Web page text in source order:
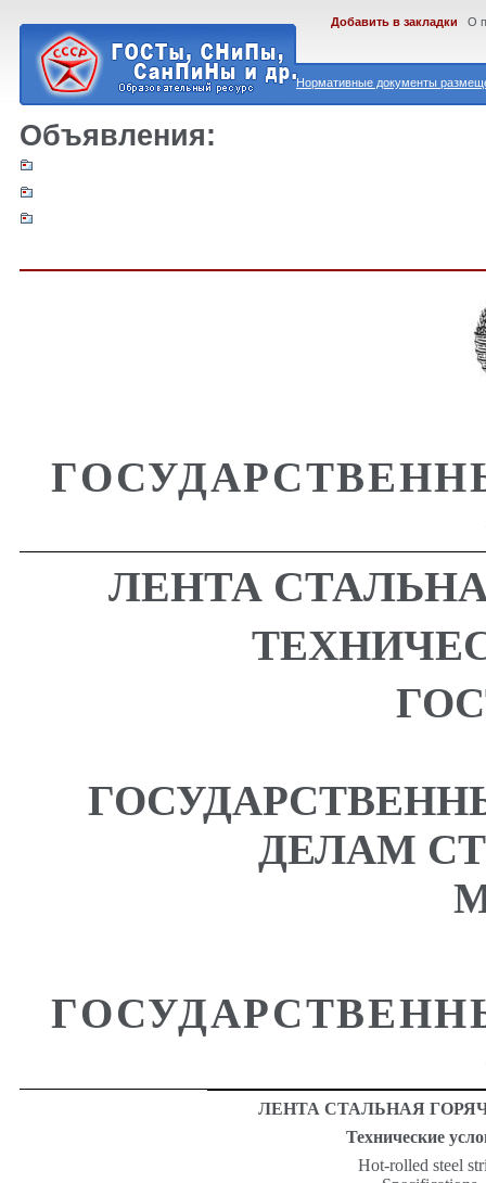
Нормативные документы
Добавить в закладки О
Объявления:
ЛЕНТА
ДЕЛАМ
ЛЕНТА СТАЛЬНАЯ
Технические
Hot-rolled steel